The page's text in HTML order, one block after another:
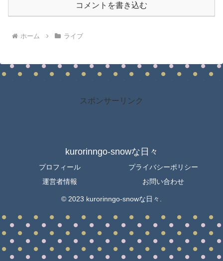
コメントを書き込む
ホーム ライブ
スポンサーリンク
kurorinngo-snowな日々
プロフィール
プライバシーポリシー
運営者情報
お問い合わせ
© 2023 kurorinngo-snowな日々.